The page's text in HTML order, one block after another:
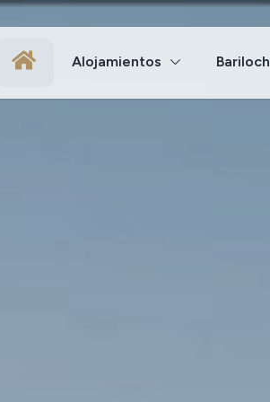
Alojamientos